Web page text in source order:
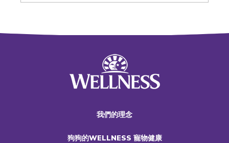
我們的理念
狗狗的WELLNESS 寵物健康